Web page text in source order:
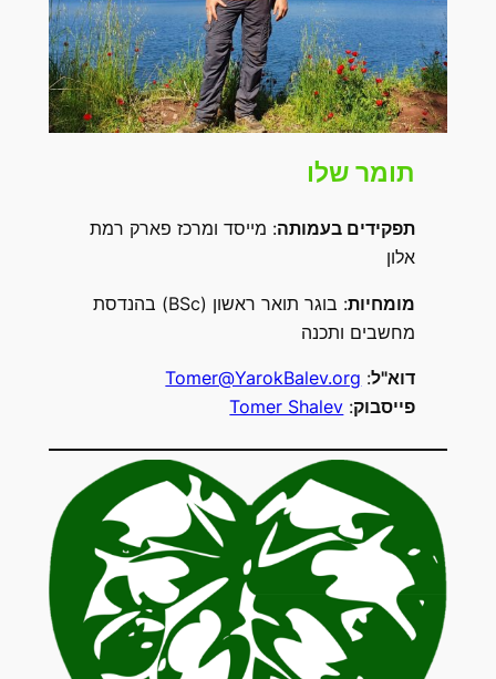
תומר שלו
תפקידים בעמותה: מייסד ומרכז פארק רמת
אלון
מומחיות
: בוגר תואר ראשון (BSc) בהנדסת
מחשבים ותכנה
דוא"ל:
Tomer@YarokBalev.org
פייסבוק:
Tomer Shalev